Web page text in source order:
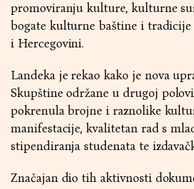
promoviranju kulture, kulturne
bogate kulturne baštine i
i Hercegovini.
Landeka je rekao kako je nova
Skupštine održane u drugoj
pokrenula brojne i raznolike
manifestacije, kvalitetan rad s
stipendiranja studenata te
Značajan dio tih aktivnosti